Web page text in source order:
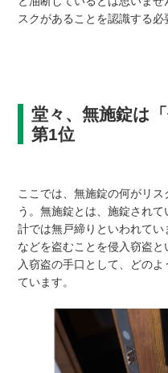
スクがあることを認識する必
堂々、無施錠は
第1位
ここでは、無施錠の何がリ
う。無施錠とは、施錠され
計では無戸締りといわれて
などを盗むことを侵入窃盗
入窃盗の手口として、どの
ています。